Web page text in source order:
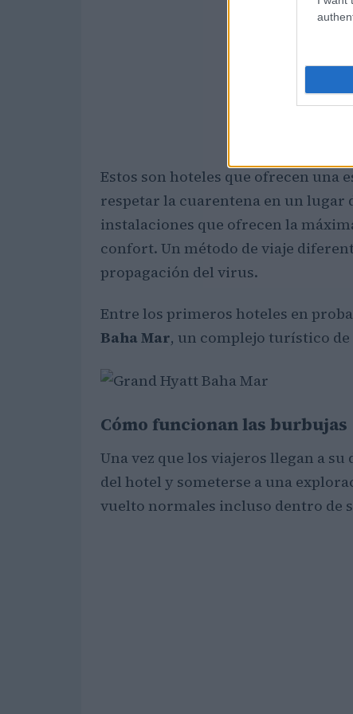
Estos son hoteles que ofrecen una
respetar la cuarentena en un lugar
instalaciones que ofrecen la
confort. Un método de viaje
propagación del virus.
Entre los primeros hoteles en
Baha Mar, un complejo turístico de
Cómo funcionan las burbujas
Una vez que los viajeros llegan a
del hotel y someterse a una
vuelto normales incluso dentro de